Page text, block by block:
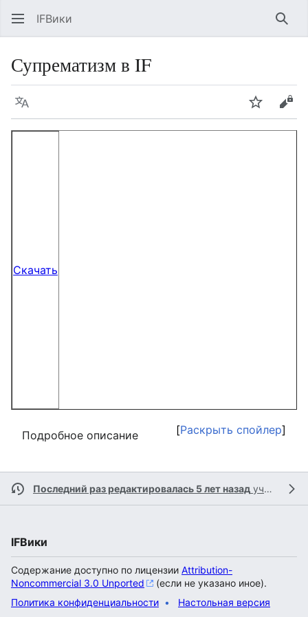
IFВики
Супрематизм в IF
Язык Следить
Скачать
Раскрыть спойлер
Подробное описание
Последний раз редактировалась 5 лет назад участником
IFВики
Содержание доступно по лицензии Attribution-
Noncommercial 3.0 Unported
(если не указано иное).
Политика конфиденциальности
Настольная версия